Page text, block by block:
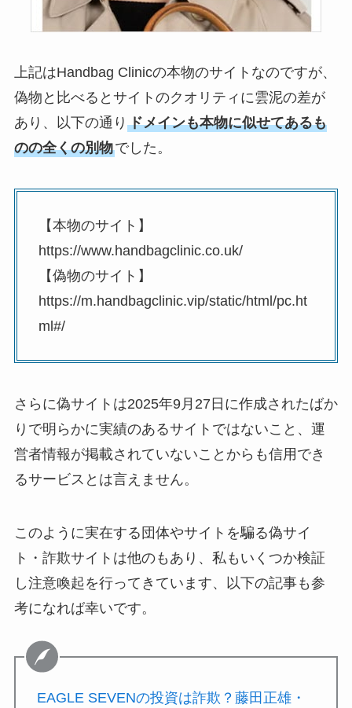
上記はHandbag Clinicの本物のサイトなのですが、
偽物と比べるとサイトのクオリティに雲泥の差が
あり、以下の通り ドメインも本物に似せてあるも
のの全くの別物でした。
【本物のサイト】
https://www.handbagclinic.co.uk/
【偽物のサイト】
https://m.handbagclinic.vip/static/html/pc.ht
ml#/
さらに偽サイトは2025年9月27日に作成されたばか
りで明らかに実績のあるサイトではないこと、運
営者情報が掲載されていないことからも信用でき
るサービスとは言えません。
このように実在する団体やサイトを騙る偽サイ
ト・詐欺サイトは他のもあり、私もいくつか検証
し注意喚起を行ってきています、以下の記事も参
考になれば幸いです。
EAGLE SEVENの投資は詐欺？藤田正雄・